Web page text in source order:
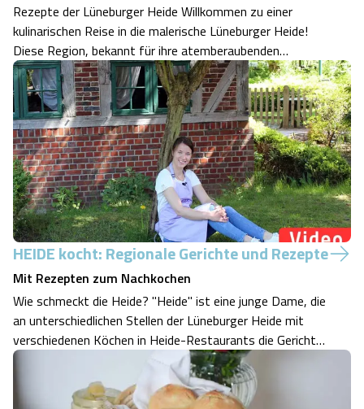
Rezepte der Lüneburger Heide Willkommen zu einer
kulinarischen Reise in die malerische Lüneburger Heide!
Diese Region, bekannt für ihre atemberaubenden
Heidelandschaften und reiche Geschichte, ist auch ein
Schatzkästchen für Liebhaberinnen der regionalen Küche.
Wir entführen Sie in eine Welt volle…
HEIDE kocht: Regionale Gerichte und Rezepte
Mit Rezepten zum Nachkochen
Wie schmeckt die Heide? "Heide" ist eine junge Dame, die
an unterschiedlichen Stellen der Lüneburger Heide mit
verschiedenen Köchen in Heide-Restaurants die Gerichte
zubereitet. Es sind alles lokale Gerichte, die man in der
Lüneburger Heide essen kann. Oder zuhause selbst
zubereiten kann. Wie schme…